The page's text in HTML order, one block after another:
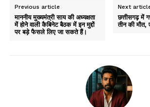
Previous article
माननीय मुख्यमंत्री साय की अध्यक्षता
में होने वाली कैबिनेट बैठक में इन मुद्दों
पर बड़े फैसले लिए जा सकते हैं।
Next
छत्तीसगढ़ में
तीन की